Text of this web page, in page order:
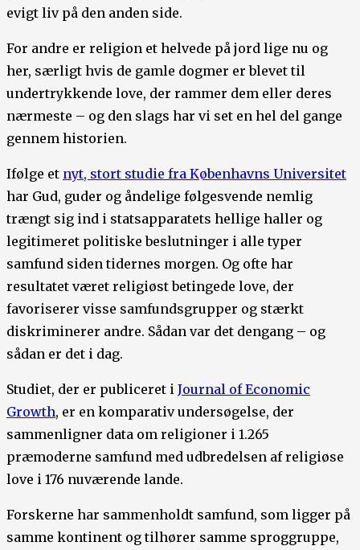
evigt liv på den anden side.
For andre er religion et helvede på jord lige nu og
her, særligt hvis de gamle dogmer er blevet til
undertrykkende love, der rammer dem eller deres
nærmeste – og den slags har vi set en hel del gange
gennem historien.
Ifølge et nyt, stort studie fra Københavns Universitet
har Gud, guder og åndelige følgesvende nemlig
trængt sig ind i statsapparatets hellige haller og
legitimeret politiske beslutninger i alle typer
samfund siden tidernes morgen. Og ofte har
resultatet været religiøst betingede love, der
favoriserer visse samfundsgrupper og stærkt
diskriminerer andre. Sådan var det dengang – og
sådan er det i dag.
Studiet, der er publiceret i Journal of Economic
Growth, er en komparativ undersøgelse, der
sammenligner data om religioner i 1.265
præmoderne samfund med udbredelsen af religiøse
love i 176 nuværende lande.
Forskerne har sammenholdt samfund, som ligger på
samme kontinent og tilhører samme sproggruppe,